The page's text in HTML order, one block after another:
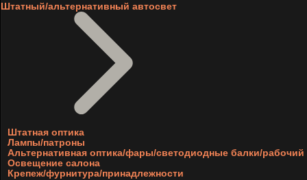
Штатный/альтернативный автосвет
Штатная оптика
Лампы/патроны
Альтернативная оптика/фары/светодиодные балки/рабочий
Освещение салона
Крепеж/фурнитура/принадлежности